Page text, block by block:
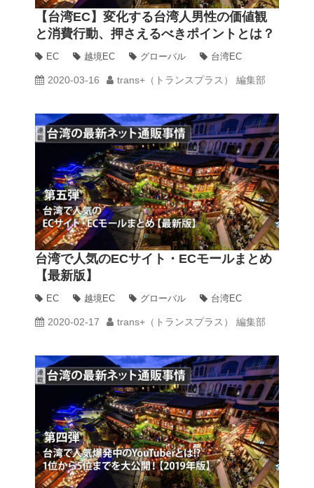
【台湾EC】変化する台湾人男性の価値観
と消費行動、押さえるべきポイントとは？
EC 越境EC グローバル 台湾EC
2020-03-16 trans+（トランスプラス） 編集部
台湾で人気のECサイト・ECモールまとめ
【最新版】
EC 越境EC グローバル 台湾EC
2020-02-17 trans+（トランスプラス） 編集部